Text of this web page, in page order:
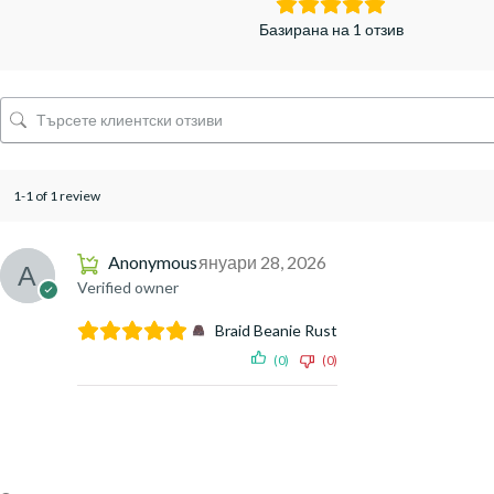
Базирана на 1 отзив
1-1 of 1 review
Anonymous
Verified owner
януари 28, 2026
Braid Beanie Rust
(0) (0)